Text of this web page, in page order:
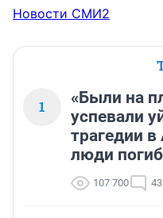
Новости СМИ2
1
«Были на
успевали
трагедии
люди
107 700 43